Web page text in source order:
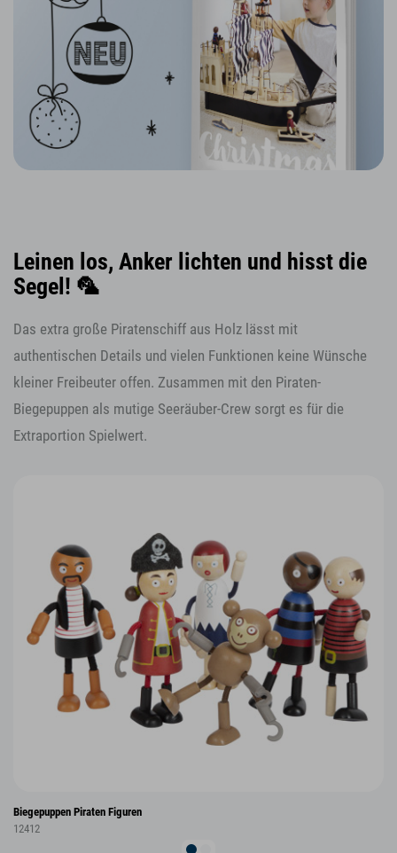
Leinen los, Anker lichten und hisst die
Segel! 🦜
Das extra große Piratenschiff aus Holz lässt mit
authentischen Details und vielen Funktionen keine Wünsche
kleiner Freibeuter offen. Zusammen mit den Piraten-
Biegepuppen als mutige Seeräuber-Crew sorgt es für die
Extraportion Spielwert.
Biegepuppen Piraten Figuren
12412